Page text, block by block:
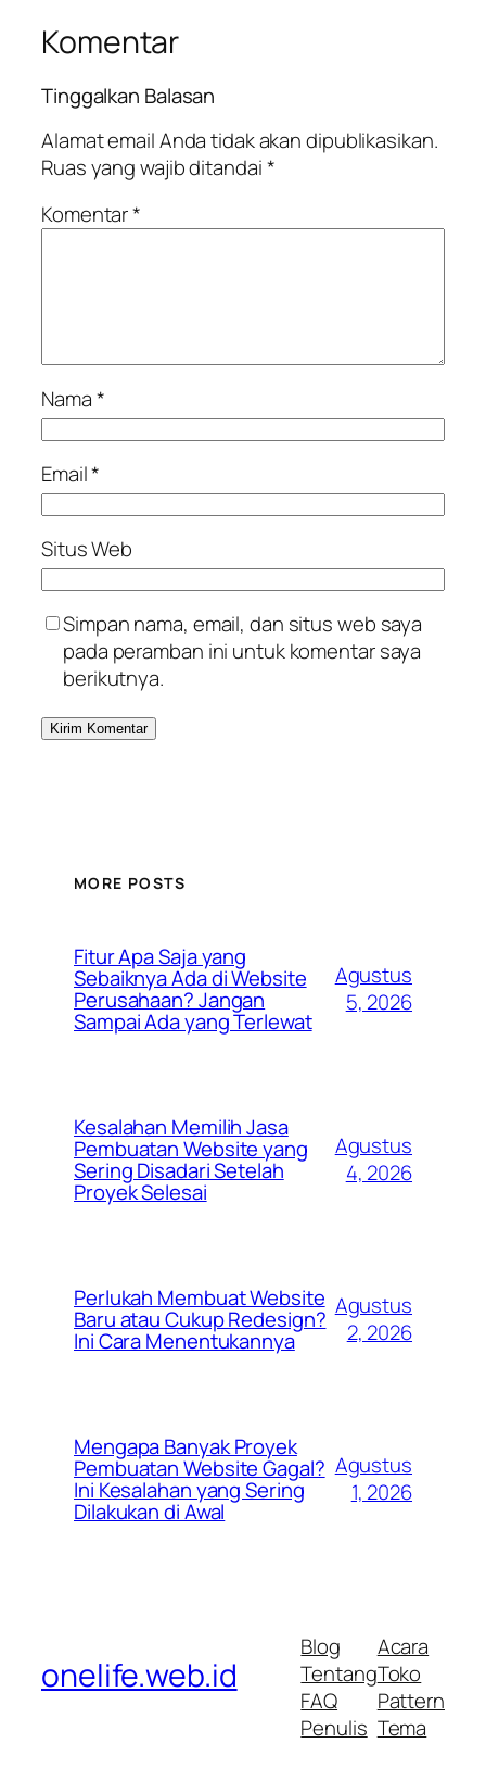
Komentar
Tinggalkan Balasan
Alamat email Anda tidak akan dipublikasikan.
Ruas yang wajib ditandai*
Komentar*
Nama*
Email*
Situs Web
Simpan nama, email, dan situs web saya
pada peramban ini untuk komentar saya
berikutnya.
MORE POSTS
Fitur Apa Saja yang
Sebaiknya Ada di Website
Perusahaan? Jangan
Sampai Ada yang Terlewat
Agustus
5, 2026
Kesalahan Memilih Jasa
Pembuatan Website yang
Sering Disadari Setelah
Proyek Selesai
Agustus
4, 2026
Perlukah Membuat Website
Baru atau Cukup Redesign?
Ini Cara Menentukannya
Agustus
2, 2026
Mengapa Banyak Proyek
Pembuatan Website Gagal?
Ini Kesalahan yang Sering
Dilakukan di Awal
Agustus
1, 2026
onelife.web.id
Blog
Tentang
FAQ
Penulis
Acara
Toko
Pattern
Tema